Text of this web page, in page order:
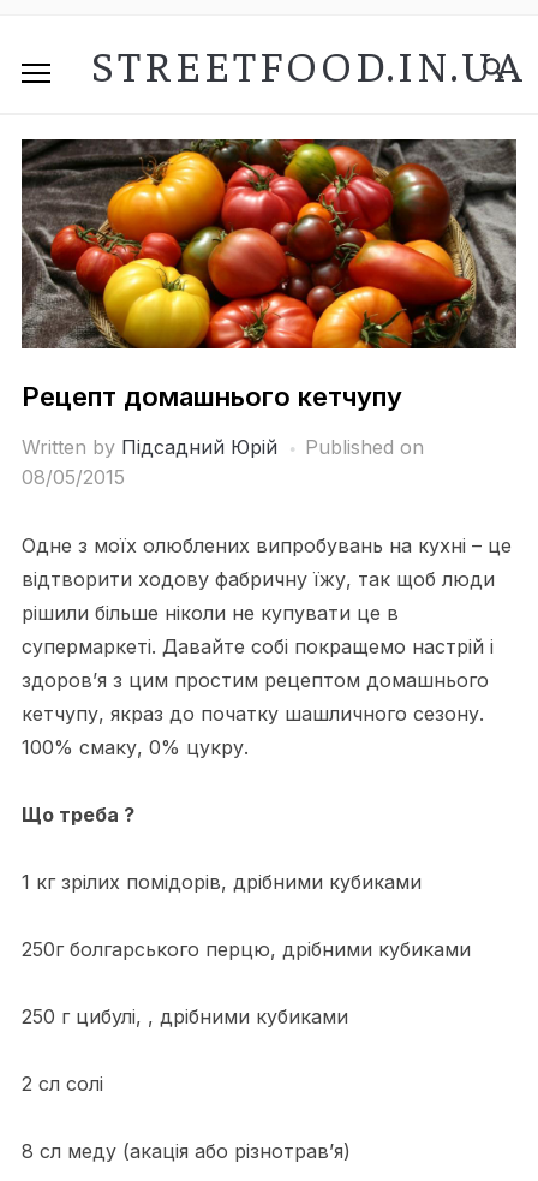
STREETFOOD.IN.UA
Рецепт домашнього кетчупу
Written by Підсадний Юрій
Published on
08/05/2015
Одне з моїх олюблених випробувань на кухні – це
відтворити ходову фабричну їжу, так щоб люди
рішили більше ніколи не купувати це в
супермаркеті. Давайте собі покращемо настрій і
здоров’я з цим простим рецептом домашнього
кетчупу, якраз до початку шашличного сезону.
100% смаку, 0% цукру.
Що треба ?
1 кг зрілих помідорів, дрібними кубиками
250г болгарського перцю, дрібними кубиками
250 г цибулі, , дрібними кубиками
2 сл солі
8 сл меду (акація або різнотрав’я)